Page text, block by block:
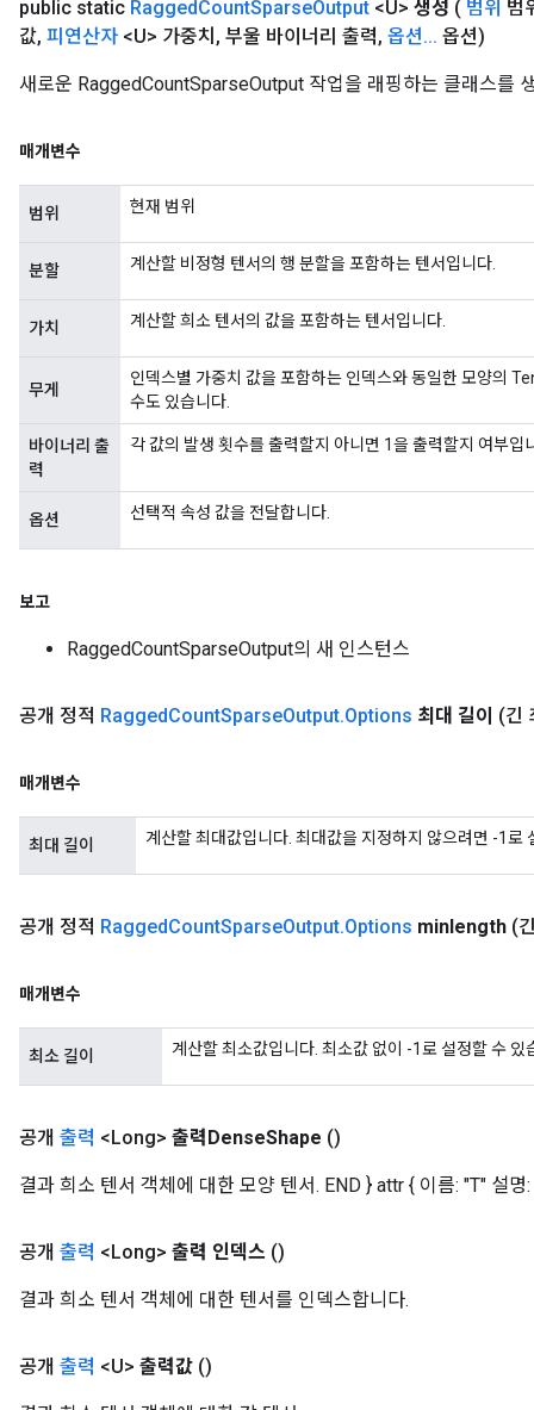
public static RaggedCountSparseOutput <U> 생성 ( 범위 범
값, 피연산자 <U> 가중치 , 부울 바이너리 출력, 옵션... 옵션)
새로운 RaggedCountSparseOutput 작업을 래핑하는 클래스를
매개변수
범위 현재 범위
분할 계산할 비정형 텐서의 행 분할을 포함하는 텐서입니다.
가치 계산할 희소 텐서의 값을 포함하는 텐서입니다.
무게
인덱스별 가중치 값을 포함하는 인덱스와 동일한 모양의
수도 있습니다.
바이너리 출
력
각 값의 발생 횟수를 출력할지 아니면 1을 출력할지 여부입
옵션 선택적 속성 값을 전달합니다.
보고
RaggedCountSparseOutput의 새 인스턴스
공개 정적 RaggedCountSparseOutput.Options 최대 길이 (긴
매개변수
최대 길이 계산할 최대값입니다. 최대값을 지정하지 않으려면 -1로
공개 정적 RaggedCountSparseOutput.Options minlength (
매개변수
최소 길이 계산할 최소값입니다. 최소값 없이 -1로 설정할 수 있
공개 출력 <Long> 출력DenseShape ()
결과 희소 텐서 객체에 대한 모양 텐서. END } attr { 이름: "T" 설명
공개 출력 <Long> 출력 인덱스 ()
결과 희소 텐서 객체에 대한 텐서를 인덱스합니다.
공개 출력 <U> 출력값 ()